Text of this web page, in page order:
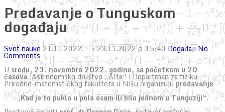
Predavanje o Tunguskom
događaju
Svet nauke 21.11.2022.--> 23.11.2022 @ 15:40 Događaji No
Comments
U sredu, 23. novembra 2022. godine, sa početkom u 20
časova, Astronomsko društvo „Alfa“ i Departman za fiziku
Prirodno-matematičkog fakulteta u Nišu organizujupredavanje
„Kad je to puklo u pola osam ili bilo jednom uTunguziji“.